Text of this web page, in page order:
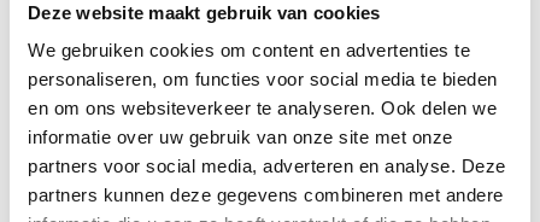
Deze website maakt gebruik van cookies
We gebruiken cookies om content en advertenties te
personaliseren, om functies voor social media te bieden
en om ons websiteverkeer te analyseren. Ook delen we
informatie over uw gebruik van onze site met onze
partners voor social media, adverteren en analyse. Deze
partners kunnen deze gegevens combineren met andere
GOK GOK Nippelset
Andere Gasfles > Din
GOK GOK
Overgangsstuk FR4 AG